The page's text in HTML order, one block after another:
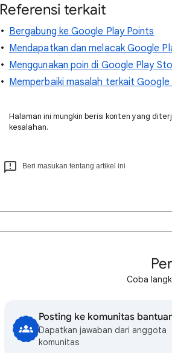
Referensi terkait
Bergabung ke Google Play Points
Mendapatkan dan melacak Google
Menggunakan poin di Google Play
Memperbaiki masalah terkait Google
Halaman ini mungkin berisi konten yang
kesalahan.
Beri masukan tentang artikel ini
Coba
Posting ke komunitas
Dapatkan jawaban dari anggota
komunitas